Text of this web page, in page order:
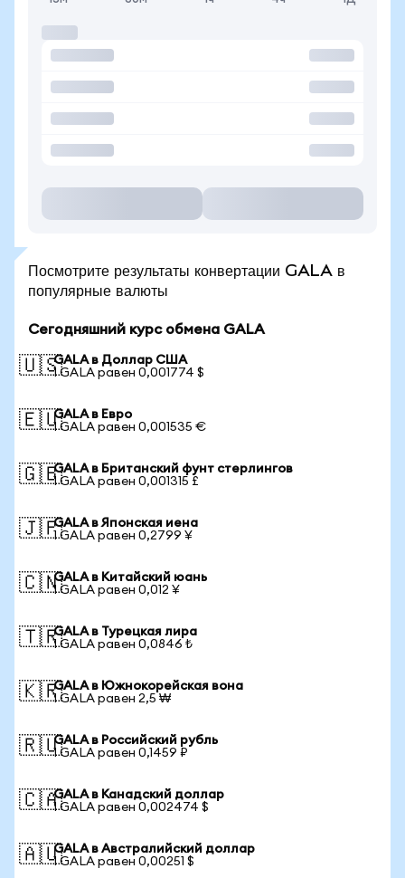
Посмотрите результаты конвертации GALA в
популярные валюты
Сегодняшний курс обмена GALA
🇺🇸GALA в Доллар США
1 GALA равен 0,001774 $
🇪🇺GALA в Евро
1 GALA равен 0,001535 €
🇬🇧GALA в Британский фунт стерлингов
1 GALA равен 0,001315 £
🇯🇵GALA в Японская иена
1 GALA равен 0,2799 ¥
🇨🇳GALA в Китайский юань
1 GALA равен 0,012 ¥
🇹🇷GALA в Турецкая лира
1 GALA равен 0,0846 ₺
🇰🇷GALA в Южнокорейская вона
1 GALA равен 2,5 ₩
🇷🇺GALA в Российский рубль
1 GALA равен 0,1459 ₽
🇨🇦GALA в Канадский доллар
1 GALA равен 0,002474 $
🇦🇺GALA в Австралийский доллар
1 GALA равен 0,00251 $